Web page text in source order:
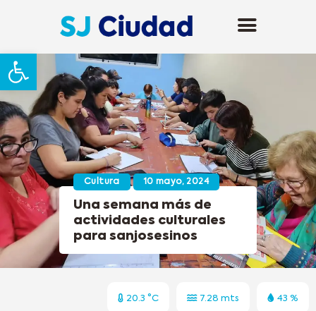
Abrir barra de herramientas
Cultura 10 mayo, 2024
Una semana más de
actividades culturales
para sanjosesinos
20.3 °C 7.28 mts 43 %